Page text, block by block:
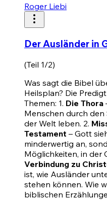
Roger Liebi
Der Ausländer in
(Teil 1/2)
Was sagt die Bibel
Heilsplan? Die
Themen: 1. Die Thora
Menschen durch
der Welt leben. 2.
Testament – Gott
minderwertig an,
Möglichkeiten, in der
Verbindung zu
ist, wie Ausländer
stehen können. Wie
biblischen